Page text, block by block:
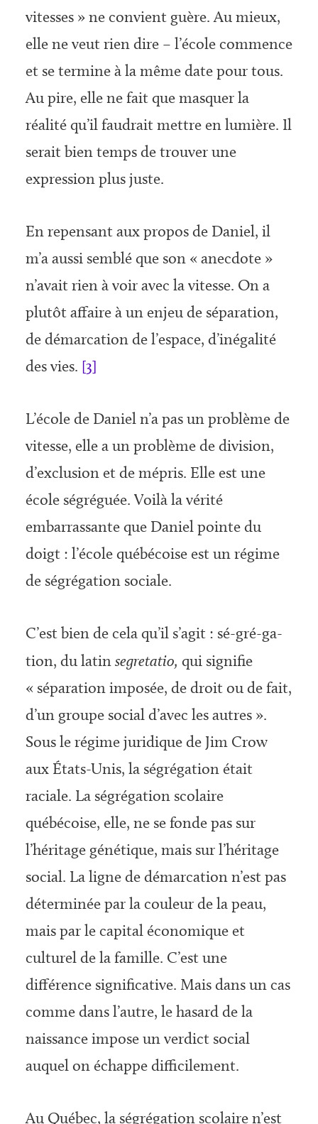
vitesses » ne convient guère. Au mieux,
elle ne veut rien dire – l’école commence
et se termine à la même date pour tous.
Au pire, elle ne fait que masquer la
réalité qu’il faudrait mettre en lumière. Il
serait bien temps de trouver une
expression plus juste.
En repensant aux propos de Daniel, il
m’a aussi semblé que son « anecdote »
n’avait rien à voir avec la vitesse. On a
plutôt affaire à un enjeu de séparation,
de démarcation de l’espace, d’inégalité
des vies. [3]
L’école de Daniel n’a pas un problème de
vitesse, elle a un problème de division,
d’exclu­sion et de mépris. Elle est une
école ségréguée. Voilà la vérité
embarrassante que Daniel pointe du
doigt : l’école québé­coise est un régime
de ségrégation sociale.
C’est bien de cela qu’il s’agit : sé-gré-ga-
tion, du latinsegretatio, qui signifie
« séparation imposée, de droit ou de fait,
d’un groupe social d’avec les autres ».
Sous le régime juridique de Jim Crow
aux États-Unis, la ségrégation était
raciale. La ségrégation scolaire
québécoise, elle, ne se fonde pas sur
l’héritage génétique, mais sur l’héritage
social. La ligne de démarcation n’est pas
déterminée par la couleur de la peau,
mais par le capital économique et
culturel de la famille. C’est une
différence significative. Mais dans un cas
comme dans l’autre, le hasard de la
naissance impose un ver­dict social
auquel on échappe difficilement.
Au Québec, la ségrégation scolaire n’est